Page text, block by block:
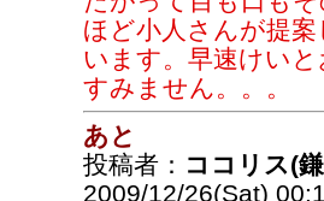
ほど小人さんが提
います。早速けい
すみません。。。
あと
投稿者： ココリス(
2009/12/26(Sat)